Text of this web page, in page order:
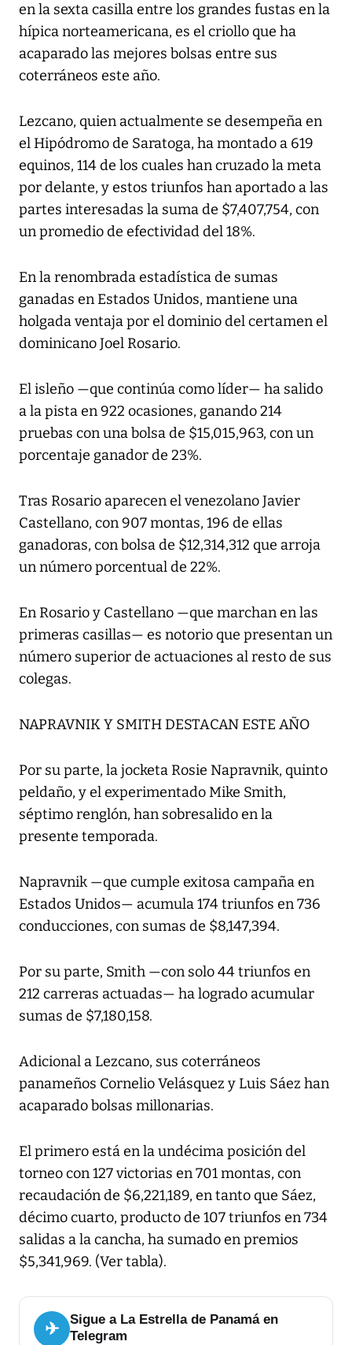
en la sexta casilla entre los grandes fustas en la
hípica norteamericana, es el criollo que ha
acaparado las mejores bolsas entre sus
coterráneos este año.
Lezcano, quien actualmente se desempeña en
el Hipódromo de Saratoga, ha montado a 619
equinos, 114 de los cuales han cruzado la meta
por delante, y estos triunfos han aportado a las
partes interesadas la suma de $7,407,754, con
un promedio de efectividad del 18%.
En la renombrada estadística de sumas
ganadas en Estados Unidos, mantiene una
holgada ventaja por el dominio del certamen el
dominicano Joel Rosario.
El isleño —que continúa como líder— ha salido
a la pista en 922 ocasiones, ganando 214
pruebas con una bolsa de $15,015,963, con un
porcentaje ganador de 23%.
Tras Rosario aparecen el venezolano Javier
Castellano, con 907 montas, 196 de ellas
ganadoras, con bolsa de $12,314,312 que arroja
un número porcentual de 22%.
En Rosario y Castellano —que marchan en las
primeras casillas— es notorio que presentan un
número superior de actuaciones al resto de sus
colegas.
NAPRAVNIK Y SMITH DESTACAN ESTE AÑO
Por su parte, la jocketa Rosie Napravnik, quinto
peldaño, y el experimentado Mike Smith,
séptimo renglón, han sobresalido en la
presente temporada.
Napravnik —que cumple exitosa campaña en
Estados Unidos— acumula 174 triunfos en 736
conducciones, con sumas de $8,147,394.
Por su parte, Smith —con solo 44 triunfos en
212 carreras actuadas— ha logrado acumular
sumas de $7,180,158.
Adicional a Lezcano, sus coterráneos
panameños Cornelio Velásquez y Luis Sáez han
acaparado bolsas millonarias.
El primero está en la undécima posición del
torneo con 127 victorias en 701 montas, con
recaudación de $6,221,189, en tanto que Sáez,
décimo cuarto, producto de 107 triunfos en 734
salidas a la cancha, ha sumado en premios
$5,341,969. (Ver tabla).
✈
Sigue a La Estrella de Panamá en
Telegram